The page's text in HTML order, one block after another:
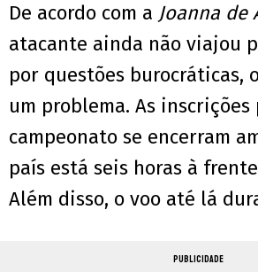
De acordo com a Joanna de
atacante ainda não viajou
por questões burocráticas,
um problema. As inscrições
campeonato se encerram
país está seis horas à
Além disso, o voo até lá
PUBLICIDADE